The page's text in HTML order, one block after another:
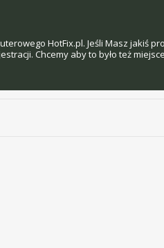
HotFix.pl. Jeśli Masz jakiś
Chcemy aby to było też